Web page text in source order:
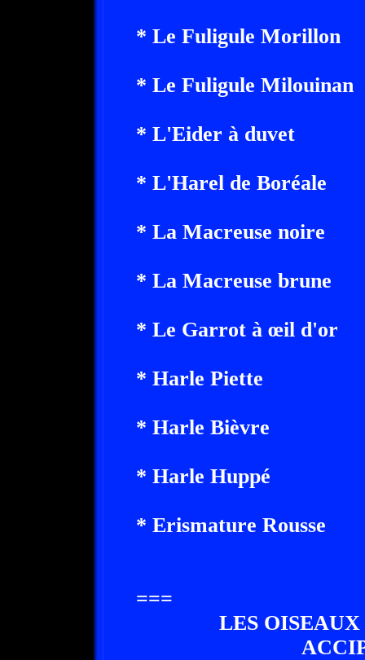
* Le Fuligule Morillon
* Le Fuligule Milouinan
* L'Eider à duvet
* L'Harel de Boréale
* La Macreuse noire
* La Macreuse brune
* Le Garrot à œil d'or
* Harle Piette
* Harle Bièvre
* Harle Huppé
* Erismature Rousse
===
LES